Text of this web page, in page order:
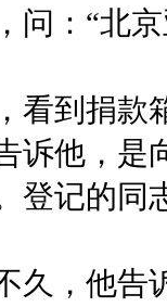
问：“北
看到捐款
诉他，是
登记的同
久，他告